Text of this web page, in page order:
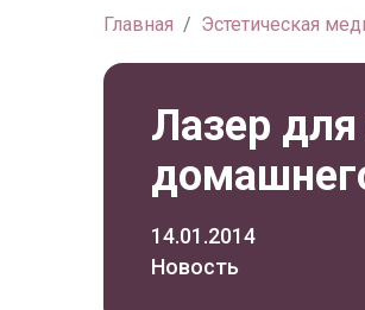
Главная Эстетическая
Лазер
14.01.2014
Новость